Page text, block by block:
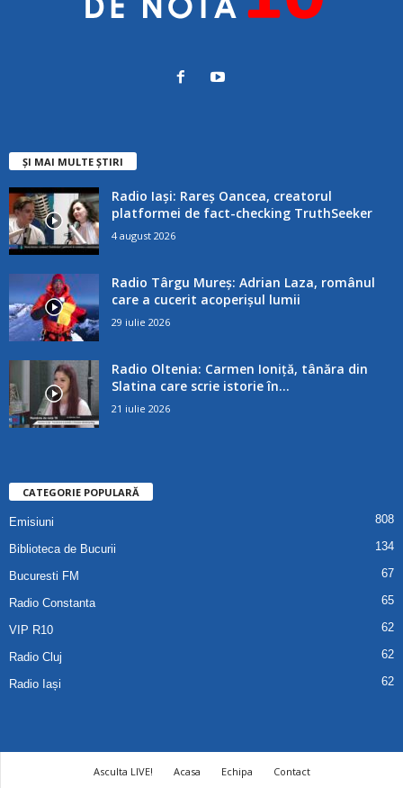
ȘI MAI MULTE ȘTIRI
Radio Iași: Rareș Oancea, creatorul
platformei de fact-checking TruthSeeker
4 august 2026
Radio Târgu Mureș: Adrian Laza, românul
care a cucerit acoperișul lumii
29 iulie 2026
Radio Oltenia: Carmen Ioniță, tânăra din
Slatina care scrie istorie în...
21 iulie 2026
CATEGORIE POPULARĂ
Emisiuni 808
Biblioteca de Bucurii 134
Bucuresti FM 67
Radio Constanta 65
VIP R10 62
Radio Cluj 62
Radio Iași 62
Asculta LIVE! Acasa Echipa Contact